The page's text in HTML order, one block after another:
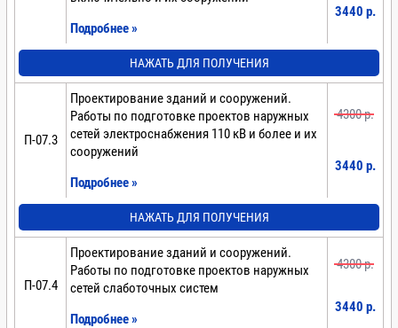
Подробнее »
3440 p.
НАЖАТЬ ДЛЯ ПОЛУЧЕНИЯ
П-07.3
Проектирование зданий и сооружений.
Работы по подготовке проектов наружных
сетей электроснабжения 110 кВ и более и их
сооружений
Подробнее »
4300 p.
3440 p.
НАЖАТЬ ДЛЯ ПОЛУЧЕНИЯ
П-07.4
Проектирование зданий и сооружений.
Работы по подготовке проектов наружных
сетей слаботочных систем
Подробнее »
4300 p.
3440 p.